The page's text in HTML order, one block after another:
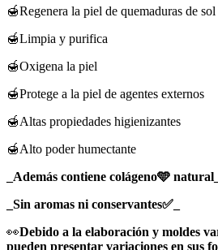
🍯Regenera la piel de quemaduras de sol
🍯Limpia y purifica
🍯Oxigena la piel
🍯Protege a la piel de agentes externos
🍯Altas propiedades higienizantes
🍯Alto poder humectante
_Además contiene colágeno🩵 natural_
_Sin aromas ni conservantes✅_
👀Debido a la elaboración y moldes
pueden presentar variaciones en sus